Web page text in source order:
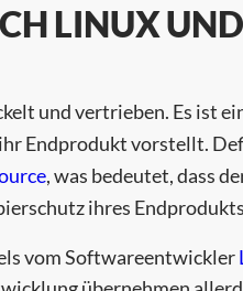
LINUX
und vertrieben. Es ist
Endprodukt vorstellt.
, was bedeutet, dass
ihres
vom Softwareentwickler